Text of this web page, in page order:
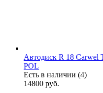
Автодиск R 18 Carwel
POL
Есть в наличии (4)
14800 руб.